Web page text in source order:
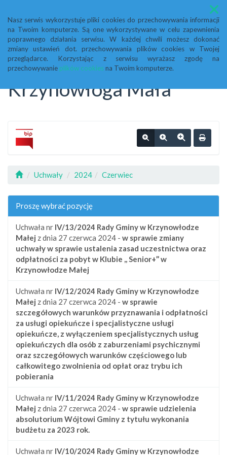
Nasz serwis wykorzystuje pliki cookies do przechowywania informacji
na Twoim komputerze. Są one wykorzystywane w celu zapewnienia
poprawnego działania serwisu. W każdej chwili możesz dokonać
zmiany ustawień dot. przechowywania plików cookies w Twojej
przeglądarce. Korzystając z serwisu wyrażasz zgodę na
przechowywanie plików cookiesna Twoim komputerze.
Menu
Biuletyn Informacji
Publicznej Urząd Gminy
Krzynowłoga Mała
Uchwały 2024 Czerwiec
Proszę wybrać pozycję
Uchwała nr IV/13/2024 Rady Gminy w Krzynowłodze
Małej z dnia 27 czerwca 2024 - w sprawie zmiany
uchwały w sprawie ustalenia zasad uczestnictwa oraz
odpłatności za pobyt w Klubie ,, Senior+’’ w
Krzynowłodze Małej
Uchwała nr IV/12/2024 Rady Gminy w Krzynowłodze
Małej z dnia 27 czerwca 2024 - w sprawie
szczegółowych warunków przyznawania i odpłatności
za usługi opiekuńcze i specjalistyczne usługi
opiekuńcze, z wyłączeniem specjalistycznych usług
opiekuńczych dla osób z zaburzeniami psychicznymi
oraz szczegółowych warunków częściowego lub
całkowitego zwolnienia od opłat oraz trybu ich
pobierania
Uchwała nr IV/11/2024 Rady Gminy w Krzynowłodze
Małej z dnia 27 czerwca 2024 - w sprawie udzielenia
absolutorium Wójtowi Gminy z tytułu wykonania
budżetu za 2023 rok.
Uchwała nr IV/10/2024 Rady Gminy w Krzynowłodze